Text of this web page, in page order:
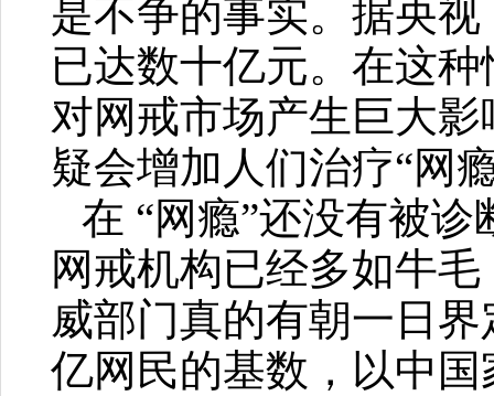
是不争的事实。据央
已达数十亿元。在这
对网戒市场产生巨大影
疑会增加人们治疗“网
在 “网瘾”还没有被
网戒机构已经多如牛
威部门真的有朝一日
亿网民的基数，以中